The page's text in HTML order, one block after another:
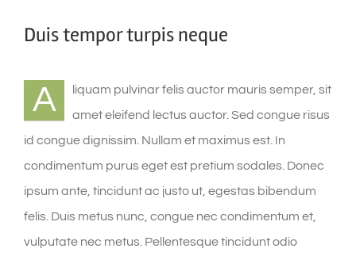
Duis tempor turpis neque
A
liquam pulvinar felis auctor mauris semper, sit
amet eleifend lectus auctor. Sed congue risus
id congue dignissim. Nullam et maximus est. In
condimentum purus eget est pretium sodales. Donec
ipsum ante, tincidunt ac justo ut, egestas bibendum
felis. Duis metus nunc, congue nec condimentum et,
vulputate nec metus. Pellentesque tincidunt odio